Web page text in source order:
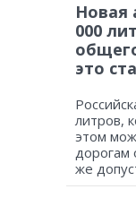
Новая
000
это
литров,
этом
дорогам
же